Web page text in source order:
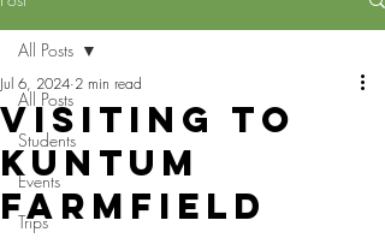
All Posts
Students
Events
Trips
All Posts
Visiting to
Kuntum
Farmfield
Jul 6, 2024 2 min read